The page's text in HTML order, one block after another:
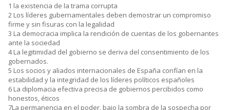
1 la existencia de la trama corrupta
2 Los líderes gubernamentales deben demostrar un compromiso
firme y sin fisuras con la legalidad
3 La democracia implica la rendición de cuentas de los gobernantes
ante la sociedad
4 La legitimidad del gobierno se deriva del consentimiento de los
gobernados.
5 Los socios y aliados internacionales de España confían en la
estabilidad y la integridad de los líderes políticos españoles
6 La diplomacia efectiva precisa de gobiernos percibidos como
honestos, éticos
7La permanencia en el poder, bajo la sombra de la sospecha por